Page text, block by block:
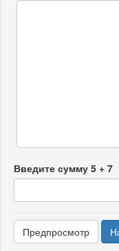
Введите сумму 5 + 7